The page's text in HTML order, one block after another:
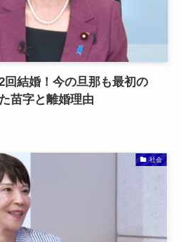
回結婚！今の旦那も最初の
苗字と離婚理由
社会